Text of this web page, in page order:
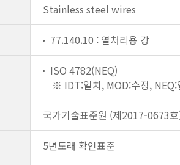
Stainless steel wires
77.140.10 : 열처리용 강
ISO 4782(NEQ)
※ IDT:일치, MOD:수정, NEQ:
국가기술표준원 (제2017-0673
5년도래 확인표준